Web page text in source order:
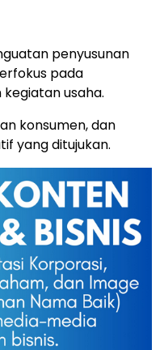
penyusunan
pada
usaha.
konsumen, dan
yang ditujukan.